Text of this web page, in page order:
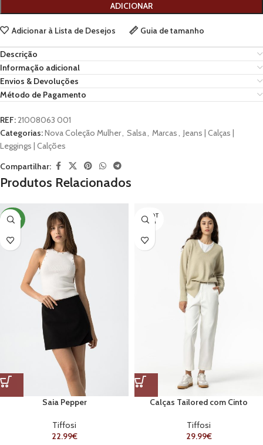
ADICIONAR
Adicionar à Lista de Desejos Guia de tamanho
Descrição
Informação adicional
Envios & Devoluções
Método de Pagamento
REF:21008063 001
Categorias:Nova Coleção Mulher, Salsa, Marcas, Jeans | Calças |
Leggings | Calções
Compartilhar:
Produtos Relacionados
NOVO
Saia Pepper
Tiffosi
22.99€
ESGOT
ADO
Calças Tailored com Cinto
Tiffosi
29.99€